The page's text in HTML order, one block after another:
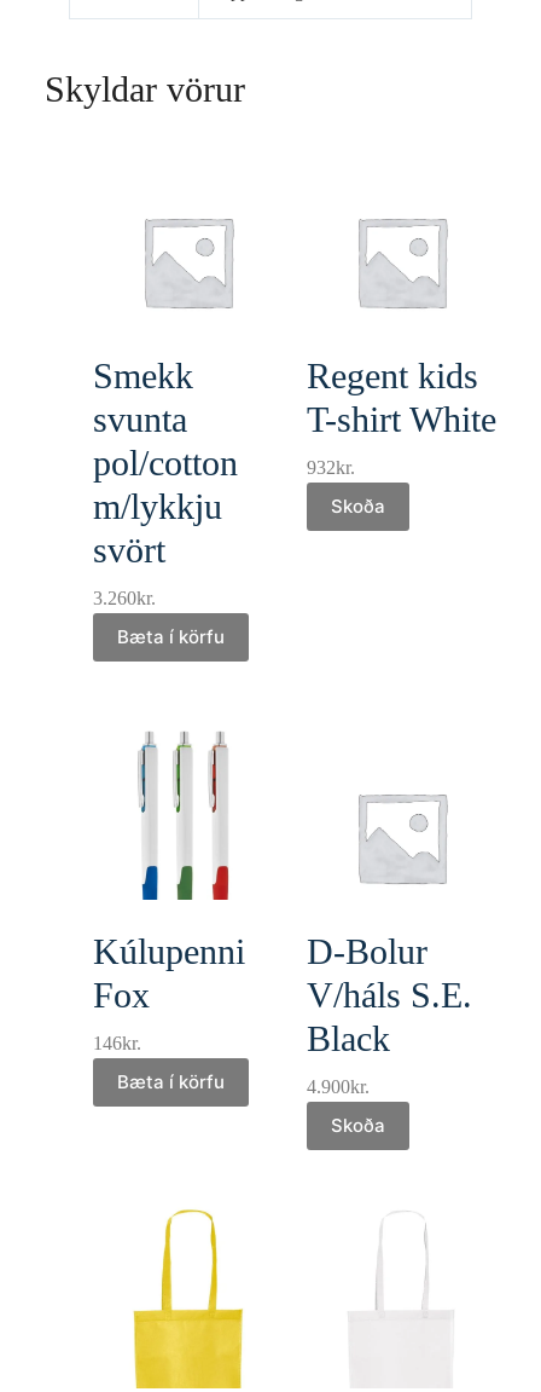
Skyldar vörur
Smekk
svunta
pol/cotton
m/lykkju
svört
3.260kr.
Bæta í körfu
Regent kids
T-shirt White
932kr.
Skoða
Kúlupenni
Fox
146kr.
Bæta í körfu
D-Bolur
V/háls S.E.
Black
4.900kr.
Skoða